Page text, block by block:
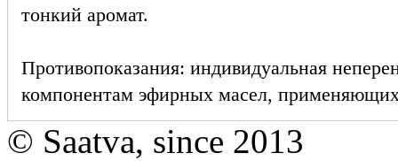
тонкий аромат.
Противопоказания: индивидуальная
компонентам эфирных масел,
© Saatva, since 2013